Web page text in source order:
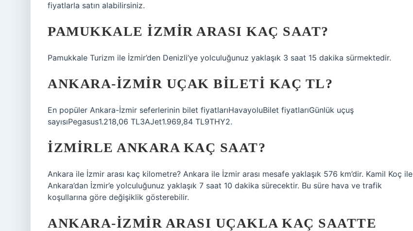
fiyatlarla satın alabilirsiniz.
PAMUKKALE İZMIR ARASI KAÇ SAAT?
Pamukkale Turizm ile İzmir’den Denizli’ye yolculuğunuz yaklaşık 3 saat 15 dakika sürmektedir.
ANKARA-İZMIR UÇAK BILETI KAÇ TL?
En popüler Ankara-İzmir seferlerinin bilet fiyatlarıHavayoluBilet fiyatlarıGünlük uçuş
sayısıPegasus1.218,06 TL3AJet1.969,84 TL9THY2.
İZMIRLE ANKARA KAÇ SAAT?
Ankara ile İzmir arası kaç kilometre? Ankara ile İzmir arası mesafe yaklaşık 576 km’dir. Kamil Koç ile
Ankara’dan İzmir’e yolculuğunuz yaklaşık 7 saat 10 dakika sürecektir. Bu süre hava ve trafik
koşullarına göre değişiklik gösterebilir.
ANKARA-İZMIR ARASI UÇAKLA KAÇ SAATTE